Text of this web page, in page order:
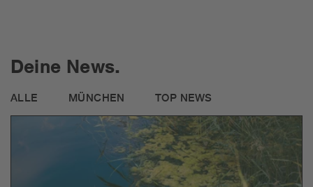
Deine News.
ALLE MÜNCHEN TOP NEWS